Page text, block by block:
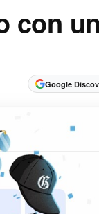
con
Google